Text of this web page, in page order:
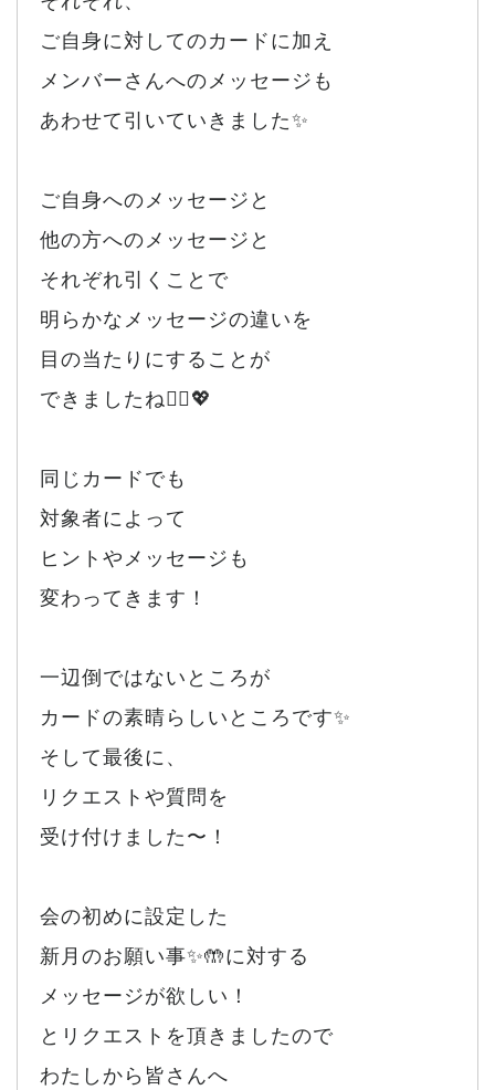
ご自身に対してのカードに加え
メンバーさんへのメッセージも
あわせて引いていきました✨
ご自身へのメッセージと
他の方へのメッセージと
それぞれ引くことで
明らかなメッセージの違いを
目の当たりにすることが
できましたね🙂‍↕️💖
同じカードでも
対象者によって
ヒントやメッセージも
変わってきます！
一辺倒ではないところが
カードの素晴らしいところです✨
そして最後に、
リクエストや質問を
受け付けました〜！
会の初めに設定した
新月のお願い事✨🤲に対する
メッセージが欲しい！
とリクエストを頂きましたので
わたしから皆さんへ